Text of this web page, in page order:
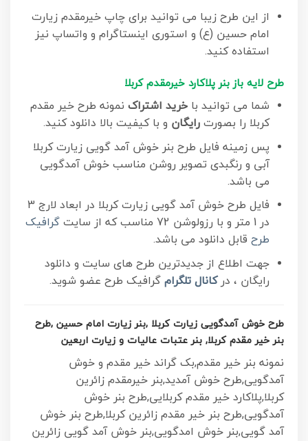
از این طرح زیبا می توانید برای چاپ خیرمقدم زیارت
امام حسین (ع) و استوری اینستاگرام و واتساپ نیز
استفاده کنید.
طرح لایه باز بنر پلاکارد خیرمقدم کربلا
شما می توانید با خرید اشتراکنمونه طرح خیر مقدم
کربلا را بصورت رایگان و با کیفیت بالا دانلود کنید.
پس زمینه فایل طرح بنر خوش آمد گویی زیارت کربلا
آبی و رنگبدی تصویر روشن مناسب خوش آمدگویی
می باشد.
فایل طرح خوش آمد گویی زیارت کربلا در ابعاد لارج 3
در 1 متر و با رزولوشن 72 مناسب که از سایت
گرافیک
طرحقابل دانلود می باشد.
جهت اطلاع از جدیدترین طرح های سایت و دانلود
رایگان ، درکانال تلگرامگرافیک طرح عضو شوید.
طرح خوش آمدگویی زیارت کربلا ,بنر زیارت امام حسین ,طرح
بنر خیر مقدم کربلا, بنر عتبات عالیات و زیارت اربعین
نمونه بنر خیر مقدم,بک گراند خیر مقدم و خوش
آمدگویی,طرح خوش آمدید,بنر خیرمقدم زائرین
کربلا,پلاکارد خیر مقدم کربلایی,طرح بنر خوش
آمدگویی,طرح بنر خیر مقدم زائرین کربلا,طرح بنر خوش
آمد گویی,بنر خوش امدگویی,بنر خوش آمد گویی زائرین